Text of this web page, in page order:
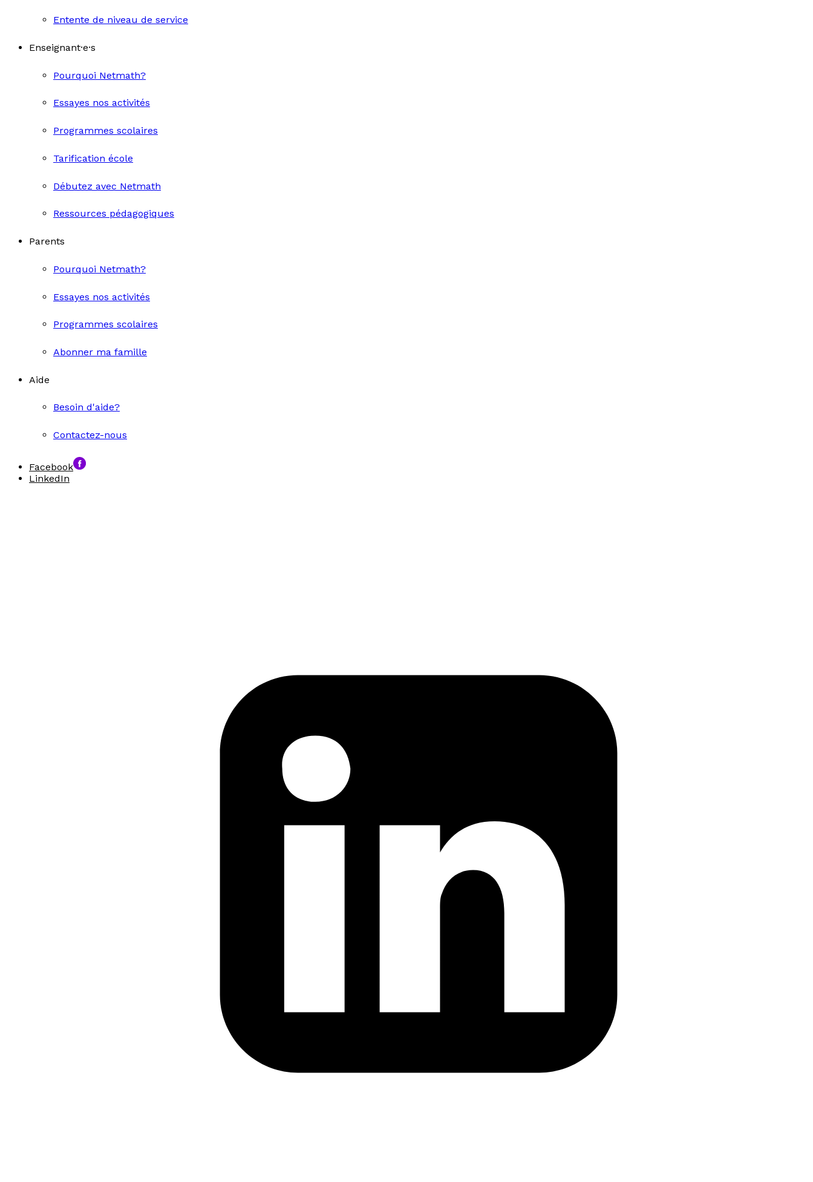
Entente de niveau de service
Enseignant·e·s
Pourquoi Netmath?
Essayes nos activités
Programmes scolaires
Tarification école
Débutez avec Netmath
Ressources pédagogiques
Parents
Pourquoi Netmath?
Essayes nos activités
Programmes scolaires
Abonner ma famille
Aide
Besoin d'aide?
Contactez-nous
Facebook
LinkedIn